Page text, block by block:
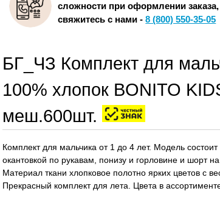
сложности при оформлении заказа,
свяжитесь с нами -8 (800) 550-35-05
БГ_ЧЗ Комплект для
100% хлопок BONITO
меш.600шт.
Комплект для мальчика от 1 до 4 лет. Модель состоит
окантовкой по рукавам, понизу и горловине и шорт
Материал ткани хлопковое полотно ярких цветов с
Прекрасный комплект для лета. Цвета в